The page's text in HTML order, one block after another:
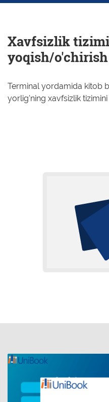
Xavfsizlik
yoqish/
Terminal yordamida kitob
yorlig'ning xavfsizlik